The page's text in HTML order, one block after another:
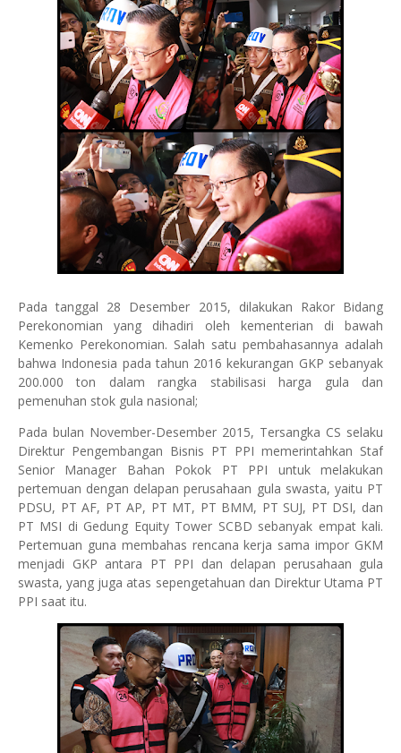
Pada tanggal 28 Desember 2015, dilakukan Rakor Bidang
Perekonomian yang dihadiri oleh kementerian di bawah
Kemenko Perekonomian. Salah satu pembahasannya adalah
bahwa Indonesia pada tahun 2016 kekurangan GKP sebanyak
200.000 ton dalam rangka stabilisasi harga gula dan
pemenuhan stok gula nasional;
Pada bulan November-Desember 2015, Tersangka CS selaku
Direktur Pengembangan Bisnis PT PPI memerintahkan Staf
Senior Manager Bahan Pokok PT PPI untuk melakukan
pertemuan dengan delapan perusahaan gula swasta, yaitu PT
PDSU, PT AF, PT AP, PT MT, PT BMM, PT SUJ, PT DSI, dan
PT MSI di Gedung Equity Tower SCBD sebanyak empat kali.
Pertemuan guna membahas rencana kerja sama impor GKM
menjadi GKP antara PT PPI dan delapan perusahaan gula
swasta, yang juga atas sepengetahuan dan Direktur Utama PT
PPI saat itu.